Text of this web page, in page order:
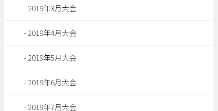
2019年3月大会
2019年4月大会
2019年5月大会
2019年6月大会
2019年7月大会